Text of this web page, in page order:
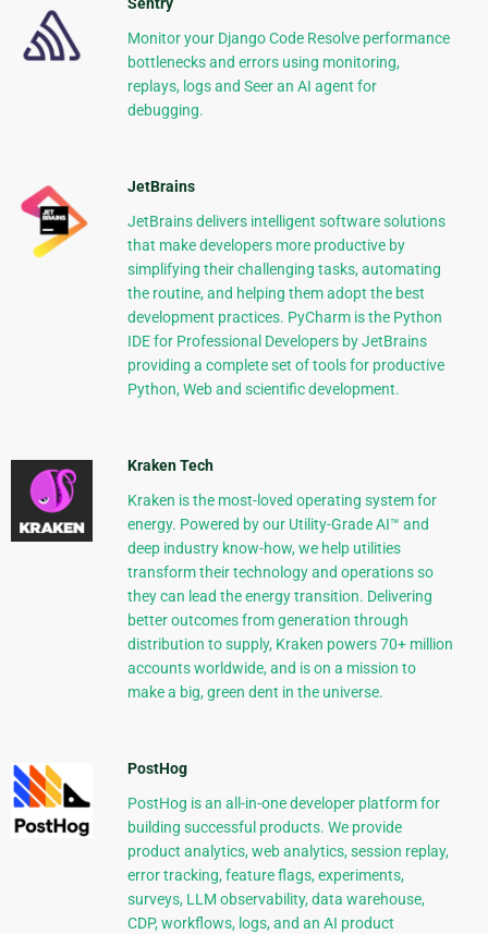
Sentry
Monitor your Django Code Resolve performance
bottlenecks and errors using monitoring,
replays, logs and Seer an AI agent for
debugging.
JetBrains
JetBrains delivers intelligent software solutions
that make developers more productive by
simplifying their challenging tasks, automating
the routine, and helping them adopt the best
development practices. PyCharm is the Python
IDE for Professional Developers by JetBrains
providing a complete set of tools for productive
Python, Web and scientific development.
Kraken Tech
Kraken is the most-loved operating system for
energy. Powered by our Utility-Grade AI™ and
deep industry know-how, we help utilities
transform their technology and operations so
they can lead the energy transition. Delivering
better outcomes from generation through
distribution to supply, Kraken powers 70+ million
accounts worldwide, and is on a mission to
make a big, green dent in the universe.
PostHog
PostHog is an all-in-one developer platform for
building successful products. We provide
product analytics, web analytics, session replay,
error tracking, feature flags, experiments,
surveys, LLM observability, data warehouse,
CDP, workflows, logs, and an AI product